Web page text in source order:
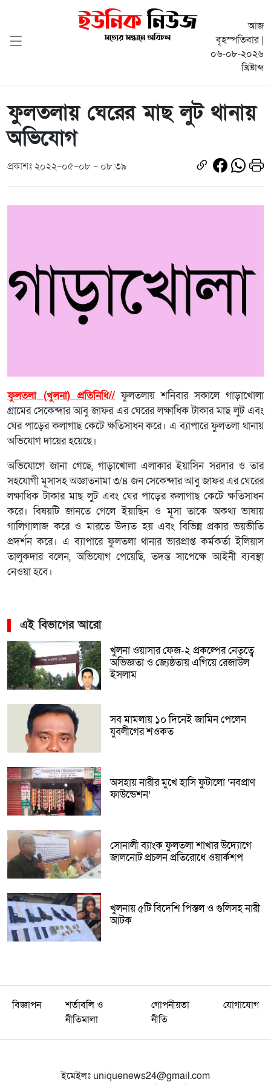
আজ
বৃহস্পতিবার |
০৬-০৮-২০২৬
খ্রিষ্টাব্দ
ফুলতলায় ঘেরের মাছ লুট থানায়
অভিযোগ
প্রকাশঃ ২০২২-০৫-০৮ - ০৮:৩৯
ফুলতলা (খুলনা) প্রতিনিধি//ফুলতলায় শনিবার সকালে গাড়াখোলা
গ্রামের সেকেন্দার আবু জাফর এর ঘেরের লক্ষাধিক টাকার মাছ লুট এবং
ঘের পাড়ের কলাগাছ কেটে ক্ষতিসাধন করে। এ ব্যাপারে ফুলতলা থানায়
অভিযোগ দায়ের হয়েছে।
অভিযোগে জানা গেছে, গাড়াখোলা এলাকার ইয়াসিন সরদার ও তার
সহযোগী মূসাসহ অজ্ঞাতনামা ৩/৪ জন সেকেন্দার আবু জাফর এর ঘেরের
লক্ষাধিক টাকার মাছ লুট এবং ঘের পাড়ের কলাগাছ কেটে ক্ষতিসাধন
করে। বিষয়টি জানতে গেলে ইয়াছিন ও মূসা তাকে অকথ্য ভাষায়
গালিগালাজ করে ও মারতে উদ্যত হয় এবং বিভিন্ন প্রকার ভয়ভীতি
প্রদর্শন করে। এ ব্যাপারে ফুলতলা থানার ভারপ্রাপ্ত কর্মকর্তা ইলিয়াস
তালুকদার বলেন, অভিযোগ পেয়েছি, তদন্ত সাপেক্ষে আইনী ব্যবস্থা
নেওয়া হবে।
এই বিভাগের আরো
খুলনা ওয়াসার ফেজ-২ প্রকল্পের নেতৃত্বে
অভিজ্ঞতা ও জ্যেষ্ঠতায় এগিয়ে রেজাউল
ইসলাম
সব মামলায় ১০ দিনেই জামিন পেলেন
যুবলীগের শওকত
অসহায় নারীর মুখে হাসি ফুটালো ‘নবপ্রাণ
ফাউন্ডেশন’
সোনালী ব্যাংক ফুলতলা শাখার উদ্যোগে
জালনোট প্রচলন প্রতিরোধে ওয়ার্কশপ
খুলনায় ৫টি বিদেশি পিস্তল ও গুলিসহ নারী
আটক
বিজ্ঞাপন
শর্তাবলি ও
নীতিমালা
গোপনীয়তা
নীতি
যোগাযোগ
ইমেইলঃ uniquenews24@gmail.com